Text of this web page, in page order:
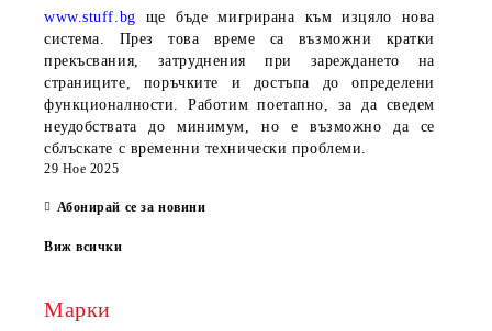
www.stuff.bg ще бъде мигрирана към изцяло нова
система. През това време са възможни кратки
прекъсвания, затруднения при зареждането на
страниците, поръчките и достъпа до определени
функционалности. Работим поетапно, за да сведем
неудобствата до минимум, но е възможно да се
сблъскате с временни технически проблеми.
29 Ное 2025
Абонирай се за новини
Виж всички
Марки